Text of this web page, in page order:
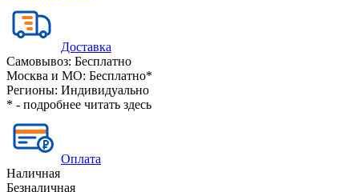
Доставка
Самовывоз: Бесплатно
Москва и МО: Бесплатно*
Регионы: Индивидуально
* - подробнее читать здесь
Оплата
Наличная
Безналичная